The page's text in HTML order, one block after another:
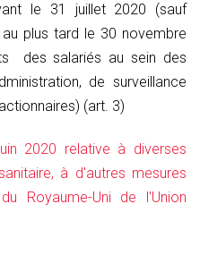
le 31 juillet 2020 (sauf
plus tard le 30 novembre
des salariés au sein des
de surveillance
(art. 3)
2020 relative à diverses
à d'autres mesures
Royaume-Uni de l'Union